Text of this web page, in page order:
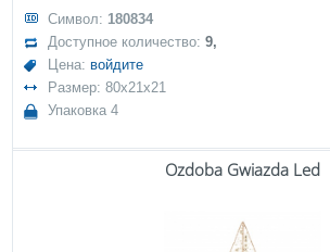
Символ: 180834
Доступное количество:9,
Цена: войдите
Размер: 80x21x21
Упаковка 4
Ozdoba Gwiazda Led